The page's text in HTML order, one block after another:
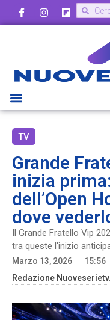
TV
Grande
inizia
dell’Open
dove
Il Grande Fratello Vip
tra queste l'inizio
Marzo 13, 2026
15:56
Redazione